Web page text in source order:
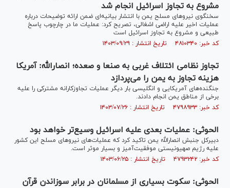
مشروع به تجاوز اسرائیل انجام شد
سخنگوی نیروهای مسلح یمن با انتشار بیانیه‌ای ضمن ارائه توضیحات درباره
عملیات اخیر علیه اراضی اشغالی، تصریح کرد: عملیات ما در چارچوب پاسخ
طبیعی و مشروع به تجاوز اسرائیل است
کد خبر: ۴۸۱۰۳۴۰ تاریخ انتشار : ۱۴۰۳/۰۹/۲۹
تجاوز نظامی ائتلاف غربی به صنعا و صعده؛ انصارالله: آمریکا
هزینه تجاوز به یمن را می‌پردازد
جنگنده‌های آمریکایی و انگلیسی بار دیگر عملیات تجاوزکارانه مشترکی را علیه
برخی از مناطق یمن انجام دادند.
کد خبر: ۴۷۹۸۹۳۳ تاریخ انتشار : ۱۴۰۳/۰۷/۲۶
الحوثی: عملیات بعدی علیه اسرائیل وسیع‌تر خواهد بود
دبیرکل جنبش انصارالله یمن تاکید کرد که عملیات‌های نیرو‌های مسلح این کشور
علیه رژیم صهیونیستی موفقیت‌آمیز و بسیار موثر است.
کد خبر: ۴۷۹۳۲۴۲ تاریخ انتشار : ۱۴۰۳/۰۶/۲۵
الحوثی: سکوت بسیاری از مسلمانان در برابر سوزاندن قرآن